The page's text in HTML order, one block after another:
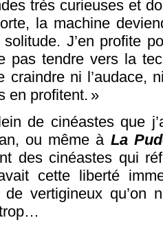
très curieuses et
la machine
solitude. J’en profite
pas tendre vers la
craindre ni l’audace,
en profitent. »
de cinéastes que
ou même à La
des cinéastes qui
cette liberté
de vertigineux qu’on